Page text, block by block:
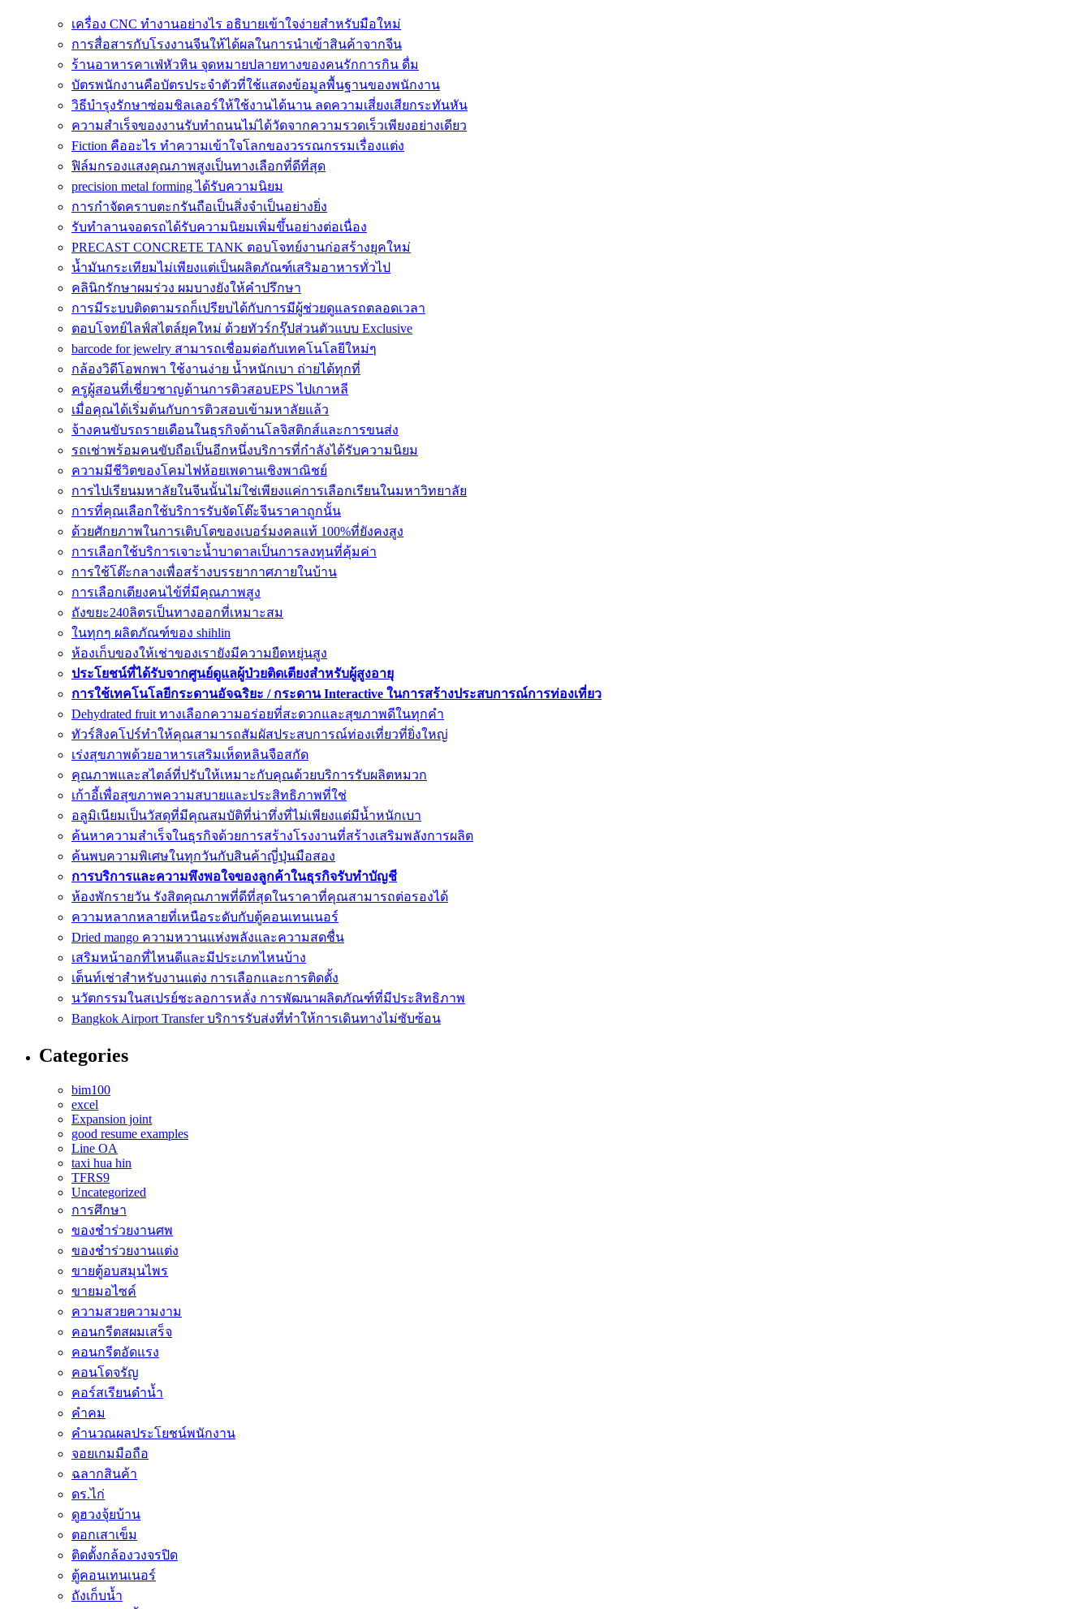
เครื่อง CNC ทำงานอย่างไร อธิบายเข้าใจง่ายสำหรับมือใหม่
การสื่อสารกับโรงงานจีนให้ได้ผลในการนำเข้าสินค้าจากจีน
ร้านอาหารคาเฟ่หัวหิน จุดหมายปลายทางของคนรักการกิน ดื่ม
บัตรพนักงานคือบัตรประจำตัวที่ใช้แสดงข้อมูลพื้นฐานของพนักงาน
วิธีบำรุงรักษาซ่อมชิลเลอร์ให้ใช้งานได้นาน ลดความเสี่ยงเสียกระทันหัน
ความสำเร็จของงานรับทำถนนไม่ได้วัดจากความรวดเร็วเพียงอย่างเดียว
Fiction คืออะไร ทำความเข้าใจโลกของวรรณกรรมเรื่องแต่ง
ฟิล์มกรองแสงคุณภาพสูงเป็นทางเลือกที่ดีที่สุด
precision metal forming ได้รับความนิยม
การกำจัดคราบตะกรันถือเป็นสิ่งจำเป็นอย่างยิ่ง
รับทำลานจอดรถได้รับความนิยมเพิ่มขึ้นอย่างต่อเนื่อง
PRECAST CONCRETE TANK ตอบโจทย์งานก่อสร้างยุคใหม่
น้ำมันกระเทียมไม่เพียงแต่เป็นผลิตภัณฑ์เสริมอาหารทั่วไป
คลินิกรักษาผมร่วง ผมบางยังให้คำปรึกษา
การมีระบบติดตามรถก็เปรียบได้กับการมีผู้ช่วยดูแลรถตลอดเวลา
ตอบโจทย์ไลฟ์สไตล์ยุคใหม่ ด้วยทัวร์กรุ๊ปส่วนตัวแบบ Exclusive
barcode for jewelry สามารถเชื่อมต่อกับเทคโนโลยีใหม่ๆ
กล้องวิดีโอพกพา ใช้งานง่าย น้ำหนักเบา ถ่ายได้ทุกที่
ครูผู้สอนที่เชี่ยวชาญด้านการติวสอบEPS ไปเกาหลี
เมื่อคุณได้เริ่มต้นกับการติวสอบเข้ามหาลัยแล้ว
จ้างคนขับรถรายเดือนในธุรกิจด้านโลจิสติกส์และการขนส่ง
รถเช่าพร้อมคนขับถือเป็นอีกหนึ่งบริการที่กำลังได้รับความนิยม
ความมีชีวิตของโคมไฟห้อยเพดานเชิงพาณิชย์
การไปเรียนมหาลัยในจีนนั้นไม่ใช่เพียงแค่การเลือกเรียนในมหาวิทยาลัย
การที่คุณเลือกใช้บริการรับจัดโต๊ะจีนราคาถูกนั้น
ด้วยศักยภาพในการเติบโตของเบอร์มงคลแท้ 100%ที่ยังคงสูง
การเลือกใช้บริการเจาะน้ำบาดาลเป็นการลงทุนที่คุ้มค่า
การใช้โต๊ะกลางเพื่อสร้างบรรยากาศภายในบ้าน
การเลือกเตียงคนไข้ที่มีคุณภาพสูง
ถังขยะ240ลิตรเป็นทางออกที่เหมาะสม
ในทุกๆ ผลิตภัณฑ์ของ shihlin
ห้องเก็บของให้เช่าของเรายังมีความยืดหยุ่นสูง
ประโยชน์ที่ได้รับจากศูนย์ดูแลผู้ป่วยติดเตียงสำหรับผู้สูงอายุ
การใช้เทคโนโลยีกระดานอัจฉริยะ / กระดาน Interactive ในการสร้างประสบการณ์การท่องเที่ยว
Dehydrated fruit ทางเลือกความอร่อยที่สะดวกและสุขภาพดีในทุกคำ
ทัวร์สิงคโปร์ทำให้คุณสามารถสัมผัสประสบการณ์ท่องเที่ยวที่ยิ่งใหญ่
เร่งสุขภาพด้วยอาหารเสริมเห็ดหลินจือสกัด
คุณภาพและสไตล์ที่ปรับให้เหมาะกับคุณด้วยบริการรับผลิตหมวก
เก้าอี้เพื่อสุขภาพความสบายและประสิทธิภาพที่ใช่
อลูมิเนียมเป็นวัสดุที่มีคุณสมบัติที่น่าทึ่งที่ไม่เพียงแต่มีน้ำหนักเบา
ค้นหาความสำเร็จในธุรกิจด้วยการสร้างโรงงานที่สร้างเสริมพลังการผลิต
ค้นพบความพิเศษในทุกวันกับสินค้าญี่ปุ่นมือสอง
การบริการและความพึงพอใจของลูกค้าในธุรกิจรับทำบัญชี
ห้องพักรายวัน รังสิตคุณภาพที่ดีที่สุดในราคาที่คุณสามารถต่อรองได้
ความหลากหลายที่เหนือระดับกับตู้คอนเทนเนอร์
Dried mango ความหวานแห่งพลังและความสดชื่น
เสริมหน้าอกที่ไหนดีและมีประเภทไหนบ้าง
เต็นท์เช่าสำหรับงานแต่ง การเลือกและการติดตั้ง
นวัตกรรมในสเปรย์ชะลอการหลั่ง การพัฒนาผลิตภัณฑ์ที่มีประสิทธิภาพ
Bangkok Airport Transfer บริการรับส่งที่ทำให้การเดินทางไม่ซับซ้อน
Categories
bim100
excel
Expansion joint
good resume examples
Line OA
taxi hua hin
TFRS9
Uncategorized
การศึกษา
ของชำร่วยงานศพ
ของชำร่วยงานแต่ง
ขายตู้อบสมุนไพร
ขายมอไซค์
ความสวยความงาม
คอนกรีตสผมเสร็จ
คอนกรีตอัดแรง
คอนโดจรัญ
คอร์สเรียนดำน้ำ
คำคม
คำนวณผลประโยชน์พนักงาน
จอยเกมมือถือ
ฉลากสินค้า
ดร.ไก่
ดูฮวงจุ้ยบ้าน
ตอกเสาเข็ม
ติดตั้งกล้องวงจรปิด
ตู้คอนเทนเนอร์
ถังเก็บน้ำ